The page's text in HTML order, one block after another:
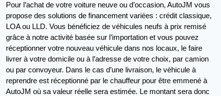
Pour l’achat de votre voiture neuve ou d’occasion, AutoJM vous
propose des solutions de financement variées : crédit classique,
LOA ou LLD. Vous bénéficiez de véhicules neufs à prix remisé
grâce à notre activité basée sur l’importation et vous pouvez
réceptionner votre nouveau véhicule dans nos locaux, le faire
livrer à votre domicile ou à l’adresse de votre choix, par camion
ou par convoyeur. Dans le cas d’une livraison, le véhicule à
reprendre est réceptionné par le chauffeur pour être emmené à
AutoJM où sa valeur réelle sera estimée. Le montant sera donc